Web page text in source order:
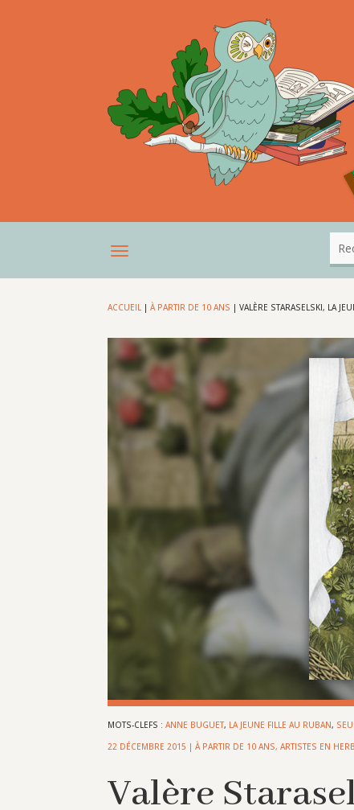
ACCUEIL |À PARTIR DE 10 ANS |VALÈRE STARASELSKI, LA
MOTS-CLEFS :ANNE BUGUET, LA JEUNE FILLE AU RUBAN,
22 DÉCEMBRE 2015 |À PARTIR DE 10 ANS,ARTISTES EN
Valère